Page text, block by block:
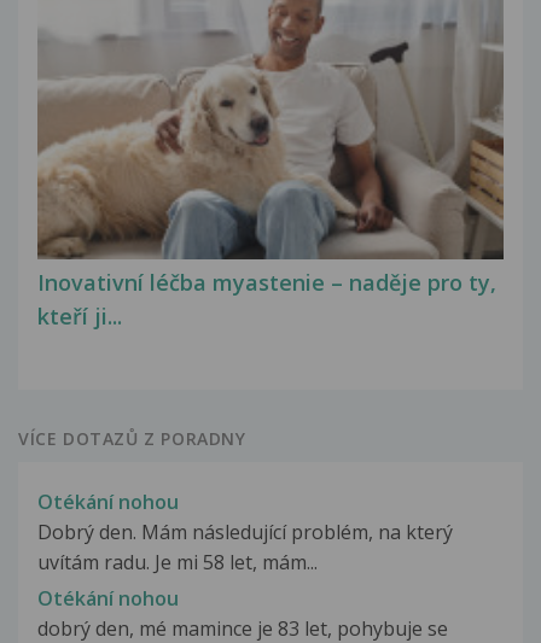
Inovativní léčba myastenie – naděje pro ty,
kteří ji...
VÍCE DOTAZŮ Z PORADNY
Otékání nohou
Dobrý den. Mám následující problém, na který
uvítám radu. Je mi 58 let, mám...
Otékání nohou
dobrý den, mé mamince je 83 let, pohybuje se